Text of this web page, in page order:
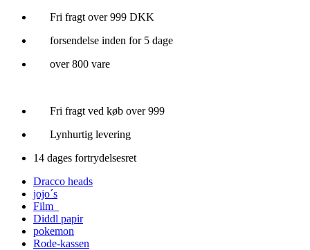
Videre
indhold
Fri fragt over 999 DKK
forsendelse inden for 5 dage
over 800 vare
Fri fragt ved køb over 999
Lynhurtig levering
14 dages fortrydelsesret
Dracco heads
jojo´s
Film
Diddl papir
pokemon
Rode-kassen